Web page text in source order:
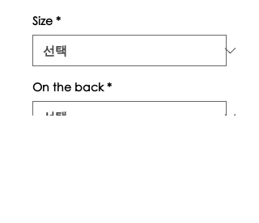
가
Size *
On the back *